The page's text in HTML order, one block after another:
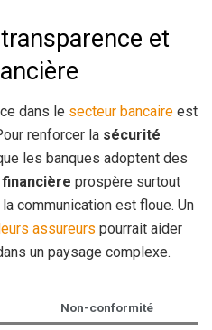
et
dans le secteur bancaire est
renforcer la sécurité
les banques adoptent des
prospère surtout
communication est floue. Un
assureurs pourrait aider
un paysage complexe.
Non-conformité